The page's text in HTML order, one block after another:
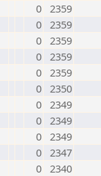
0 2359
0 2359
0 2359
0 2359
0 2359
0 2350
0 2349
0 2349
0 2349
0 2347
0 2340